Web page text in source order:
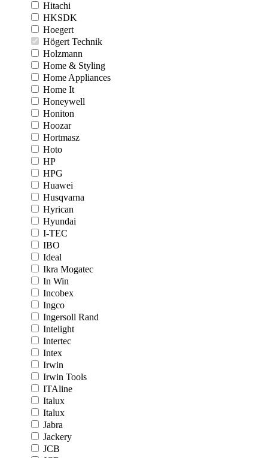
Hitachi
HKSDK
Hoegert
Högert Technik
Holzmann
Home & Styling
Home Appliances
Home It
Honeywell
Honiton
Hoozar
Hortmasz
Hoto
HP
HPG
Huawei
Husqvarna
Hyrican
Hyundai
I-TEC
IBO
Ideal
Ikra Mogatec
In Win
Incobex
Ingco
Ingersoll Rand
Intelight
Intertec
Intex
Irwin
Irwin Tools
ITAline
Italux
Italux
Jabra
Jackery
JCB